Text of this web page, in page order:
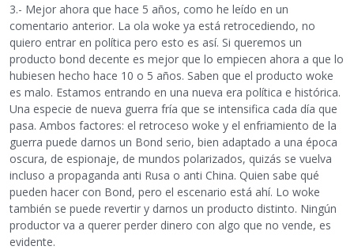
3.- Mejor ahora que hace 5 años, como he leído en un
comentario anterior. La ola woke ya está retrocediendo, no
quiero entrar en política pero esto es así. Si queremos un
producto bond decente es mejor que lo empiecen ahora a que lo
hubiesen hecho hace 10 o 5 años. Saben que el producto woke
es malo. Estamos entrando en una nueva era política e histórica.
Una especie de nueva guerra fría que se intensifica cada día que
pasa. Ambos factores: el retroceso woke y el enfriamiento de la
guerra puede darnos un Bond serio, bien adaptado a una época
oscura, de espionaje, de mundos polarizados, quizás se vuelva
incluso a propaganda anti Rusa o anti China. Quien sabe qué
pueden hacer con Bond, pero el escenario está ahí. Lo woke
también se puede revertir y darnos un producto distinto. Ningún
productor va a querer perder dinero con algo que no vende, es
evidente.